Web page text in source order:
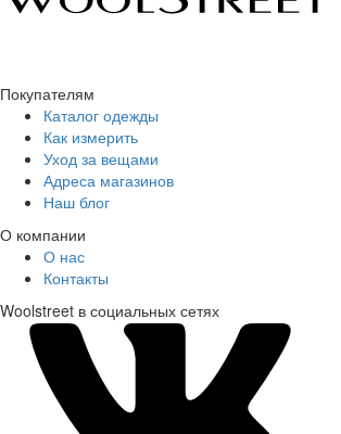
Покупателям
Каталог одежды
Как измерить
Уход за вещами
Адреса магазинов
Наш блог
О компании
О нас
Контакты
Woolstreet в социальных сетях